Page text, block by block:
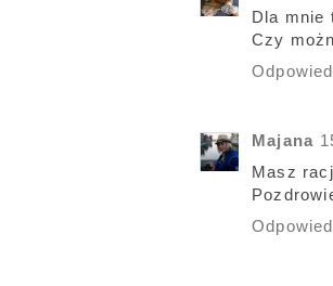
Dla mnie
Czy
Majana
Masz